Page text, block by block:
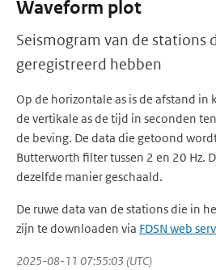
Waveform plot
Seismogram van de stations
geregistreerd hebben
Op de horizontale as is de afstand in
de vertikale as de tijd in seconden
de beving. De data die getoond
Butterworth filter tussen 2 en 20 Hz.
dezelfde manier geschaald.
De ruwe data van de stations die in
zijn te downloaden via FDSN web
2025-08-11 07:55:03 (UTC)